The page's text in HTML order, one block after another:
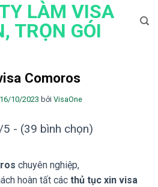
Comoros
16/10/2023 bởi VisaOne
- (39 bình chọn)
chuyên nghiệp,
hoàn tất các thủ tục xin visa